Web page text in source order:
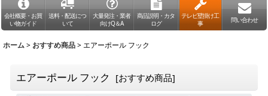
会社概要・お買
い物ガイド
送料・配送につ
いて
大量発注・業者
向けQ＆A
商品説明・カタ
ログ
テレビ壁掛け工
事
問い合わせ
ホーム > おすすめ商品> エアーポール フック
エアーポール フック [おすすめ商品]